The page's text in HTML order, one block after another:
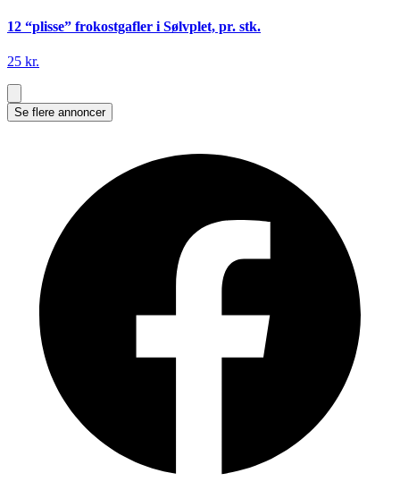
12 “plisse” frokostgafler i Sølvplet, pr. stk.
25 kr.
Se flere annoncer